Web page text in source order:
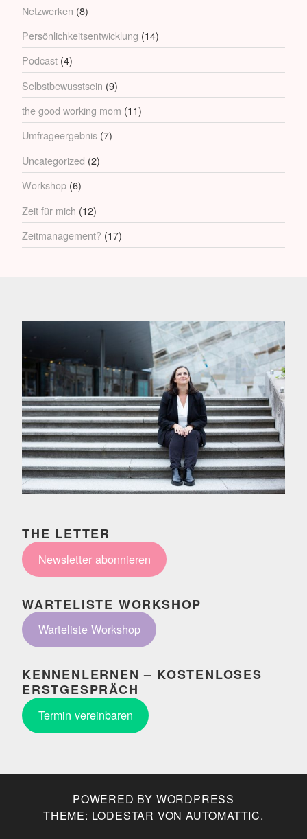
Netzwerken (8)
Persönlichkeitsentwicklung (14)
Podcast (4)
Selbstbewusstsein (9)
the good working mom (11)
Umfrageergebnis (7)
Uncategorized (2)
Workshop (6)
Zeit für mich (12)
Zeitmanagement? (17)
THE LETTER
Newsletter abonnieren
WARTELISTE WORKSHOP
Warteliste Workshop
KENNENLERNEN – KOSTENLOSES
ERSTGESPRÄCH
Termin vereinbaren
POWERED BY WORDPRESS
THEME: LODESTAR VONAUTOMATTIC.